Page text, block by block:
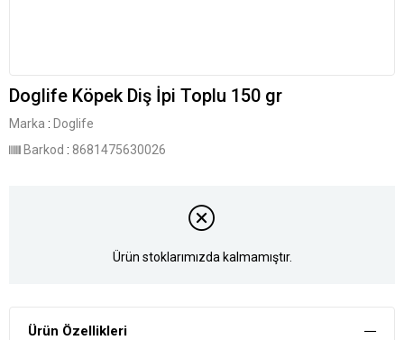
Doglife Köpek Diş İpi Toplu 150 gr
Marka : Doglife
Barkod : 8681475630026
Ürün stoklarımızda kalmamıştır.
Ürün Özellikleri